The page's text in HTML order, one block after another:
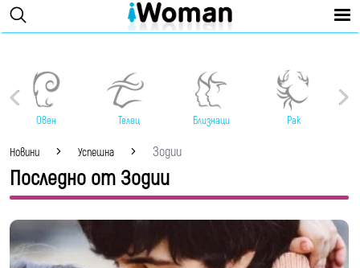
Овен Телец Близнаци Рак
Новини Успешна Зодии
Последно от Зодии